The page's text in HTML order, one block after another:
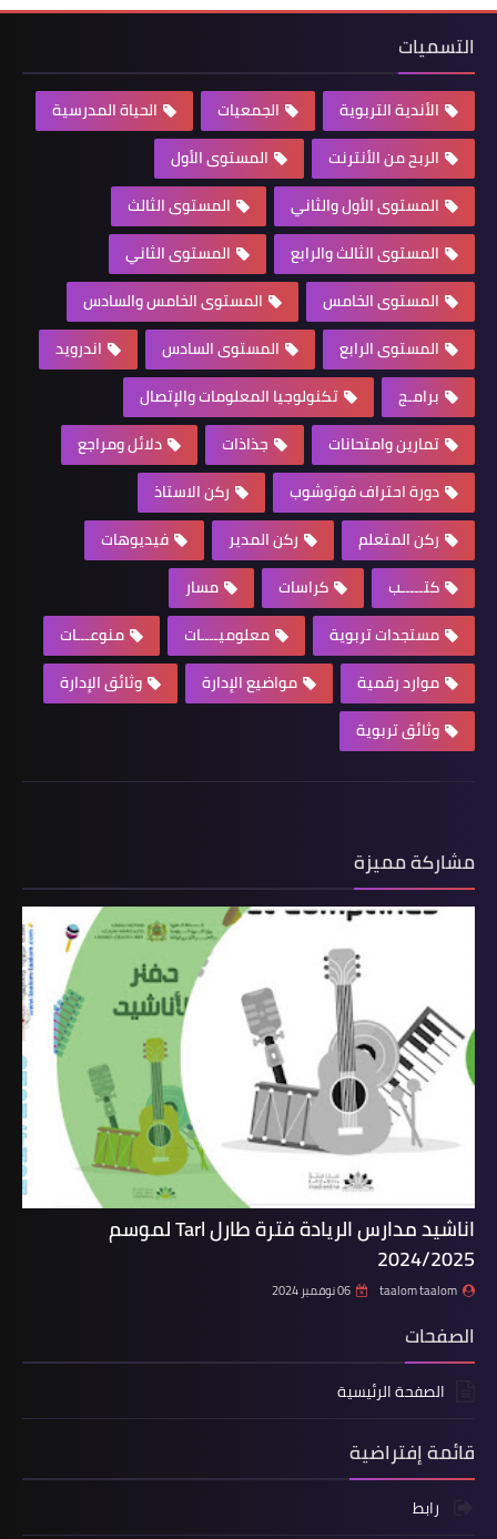
التسميات
الأندية التربوية الجمعيات
الحياة المدرسية
الربح من الأنترنت
المستوى الأول
المستوى الأول والثاني
المستوى الثالث
المستوى الثالث والرابع
المستوى الثاني
المستوى الخامس
المستوى الخامس والسادس
المستوى الرابع
المستوى السادس
اندرويد
برامـج
تكنولوجيا المعلومات والإتصال
تمارين وامتحانات
جذاذات
دلائل ومراجع
دورة احتراف فوتوشوب
ركن الاستاذ
ركن المتعلم
ركن المدير
فيديوهات
كتـــــب
كراسات
مسار
مستجدات تربوية
معلوميــــات
منوعـــات
موارد رقمية
مواضيع الإدارة
وثائق الإدارة
وثائق تربوية
مشاركة مميزة
اناشيد مدارس الريادة فترة طارل Tarl لموسم
2024/2025
taalom taalom 06 نوفمبر 2024
الصفحات
الصفحة الرئيسية
قائمة إفتراضية
رابط